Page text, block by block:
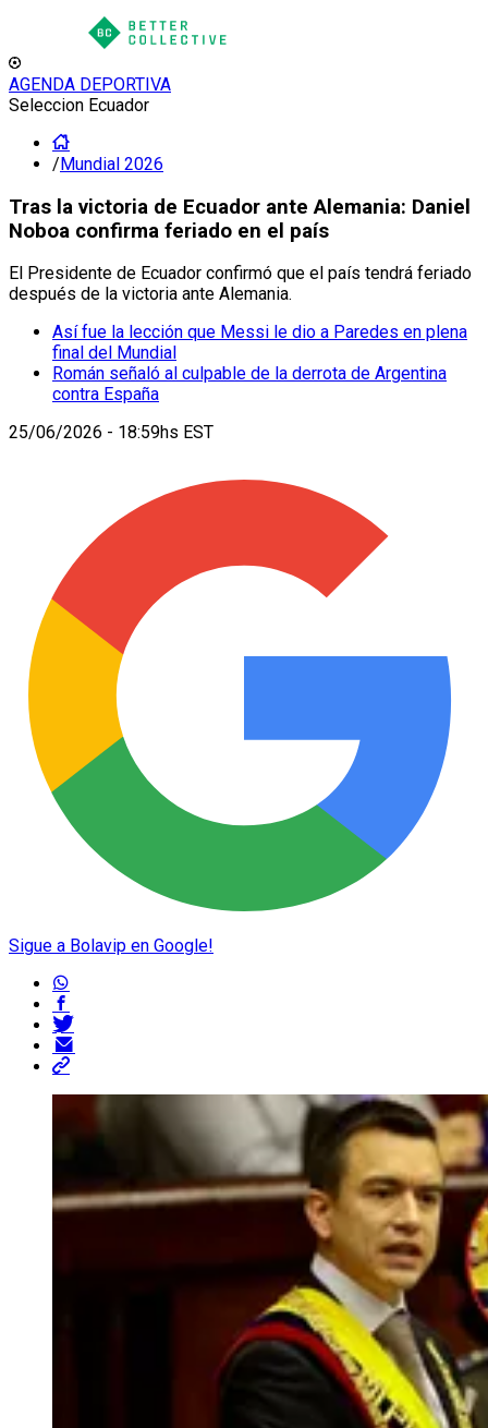
AGENDA DEPORTIVA
Seleccion Ecuador
/Mundial 2026
Tras la victoria de Ecuador ante Alemania: Daniel
Noboa confirma feriado en el país
El Presidente de Ecuador confirmó que el país tendrá feriado
después de la victoria ante Alemania.
Así fue la lección que Messi le dio a Paredes en plena
final del Mundial
Román señaló al culpable de la derrota de Argentina
contra España
25/06/2026 - 18:59hs EST
Sigue a Bolavip en Google!